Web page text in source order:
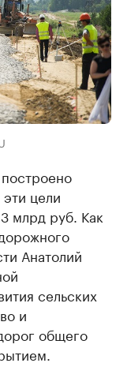
цели
млрд руб. Как
Анатолий
сельских
и
общего